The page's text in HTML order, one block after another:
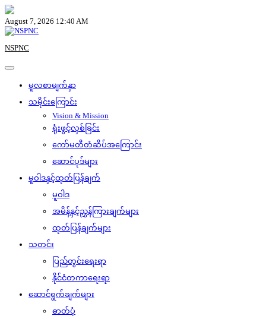
Skip
to
content
August 7, 2026 12:40 AM
NSPNC
မူလစာမျက်နှာ
သမိုင်းကြောင်း
Vision & Mission
ရုံးဖွင့်လှစ်ခြင်း
ကော်မတီတံဆိပ်အကြောင်း
ဆောင်ပုဒ်များ
မူဝါဒနှင့်ထုတ်ပြန်ချက်
မူဝါဒ
အမိန့်နှင့်ညွှန်ကြားချက်များ
ထုတ်ပြန်ချက်များ
သတင်း
ပြည်တွင်းရေးရာ
နိုင်ငံတကာရေးရာ
ဆောင်ရွက်ချက်များ
ဓာတ်ပုံ